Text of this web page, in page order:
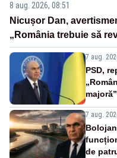
8 aug. 2026, 08:51
Nicușor Dan,
„România trebuie să
7 aug.
PSD,
majoră”
7 aug.
de